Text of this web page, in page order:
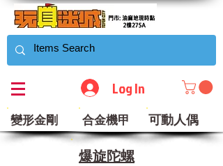
Log In
變形金剛 合金機甲 可動人偶
​爆旋陀螺